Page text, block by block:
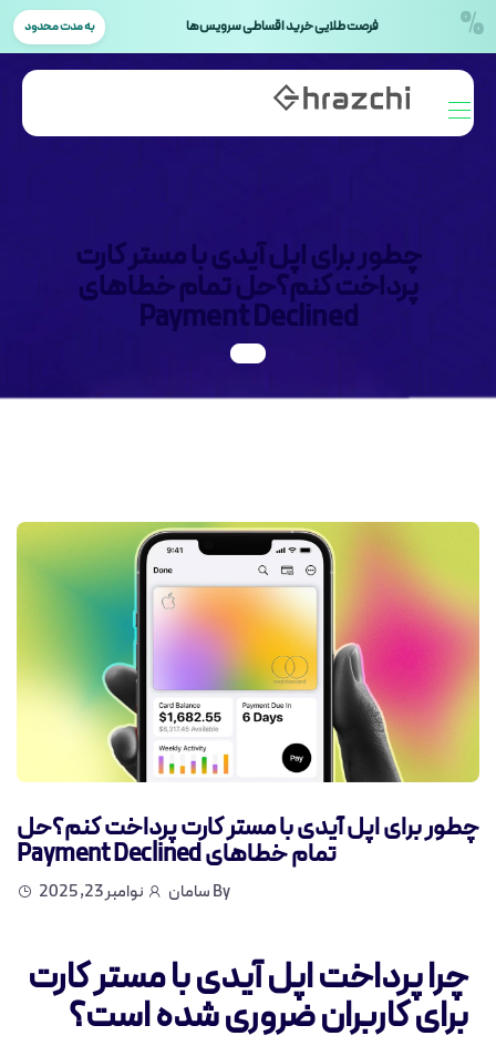
% فرصت طلایی خرید اقساطی سرویس‌ها به مدت محدود
چطور برای اپل آیدی با مستر کارت
پرداخت کنم؟حل تمام خطاهای
Payment Declined
چطور برای اپل آیدی با مستر کارت پرداخت کنم؟حل
تمام خطاهای Payment Declined
Byسامان نوامبر 23, 2025
چرا پرداخت اپل آیدی با مستر کارت
برای کاربران ضروری شده است؟